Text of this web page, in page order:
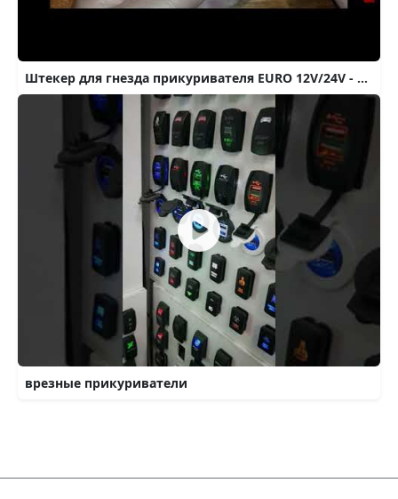
Штекер для гнезда прикуривателя EURO 12V/24V - MGM арт. MGM-AUTO
врезные прикуриватели